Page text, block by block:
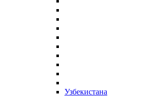
Узбекистана